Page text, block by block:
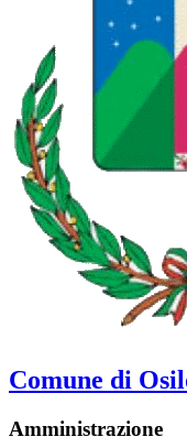
Comune di
Amministrazione